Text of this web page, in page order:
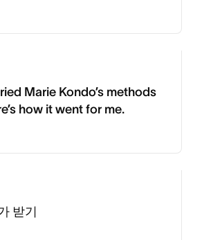
Marie Kondo’s methods
how it went for me.
받기